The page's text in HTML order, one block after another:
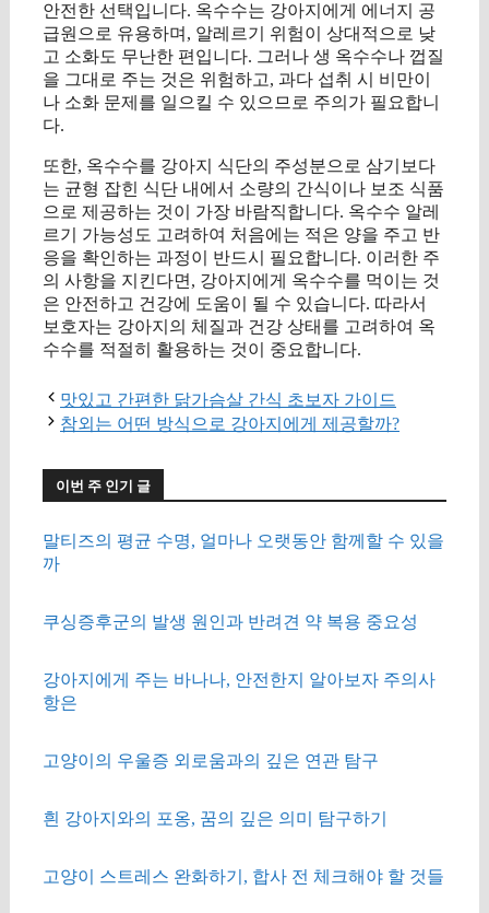
안전한 선택입니다. 옥수수는 강아지에게 에너지 공
급원으로 유용하며, 알레르기 위험이 상대적으로 낮
고 소화도 무난한 편입니다. 그러나 생 옥수수나 껍질
을 그대로 주는 것은 위험하고, 과다 섭취 시 비만이
나 소화 문제를 일으킬 수 있으므로 주의가 필요합니
다.
또한, 옥수수를 강아지 식단의 주성분으로 삼기보다
는 균형 잡힌 식단 내에서 소량의 간식이나 보조 식품
으로 제공하는 것이 가장 바람직합니다. 옥수수 알레
르기 가능성도 고려하여 처음에는 적은 양을 주고 반
응을 확인하는 과정이 반드시 필요합니다. 이러한 주
의 사항을 지킨다면, 강아지에게 옥수수를 먹이는 것
은 안전하고 건강에 도움이 될 수 있습니다. 따라서
보호자는 강아지의 체질과 건강 상태를 고려하여 옥
수수를 적절히 활용하는 것이 중요합니다.
맛있고 간편한 닭가슴살 간식 초보자 가이드
참외는 어떤 방식으로 강아지에게 제공할까?
이번 주 인기 글
말티즈의 평균 수명, 얼마나 오랫동안 함께할 수 있을
까
쿠싱증후군의 발생 원인과 반려견 약 복용 중요성
강아지에게 주는 바나나, 안전한지 알아보자 주의사
항은
고양이의 우울증 외로움과의 깊은 연관 탐구
흰 강아지와의 포옹, 꿈의 깊은 의미 탐구하기
고양이 스트레스 완화하기, 합사 전 체크해야 할 것들